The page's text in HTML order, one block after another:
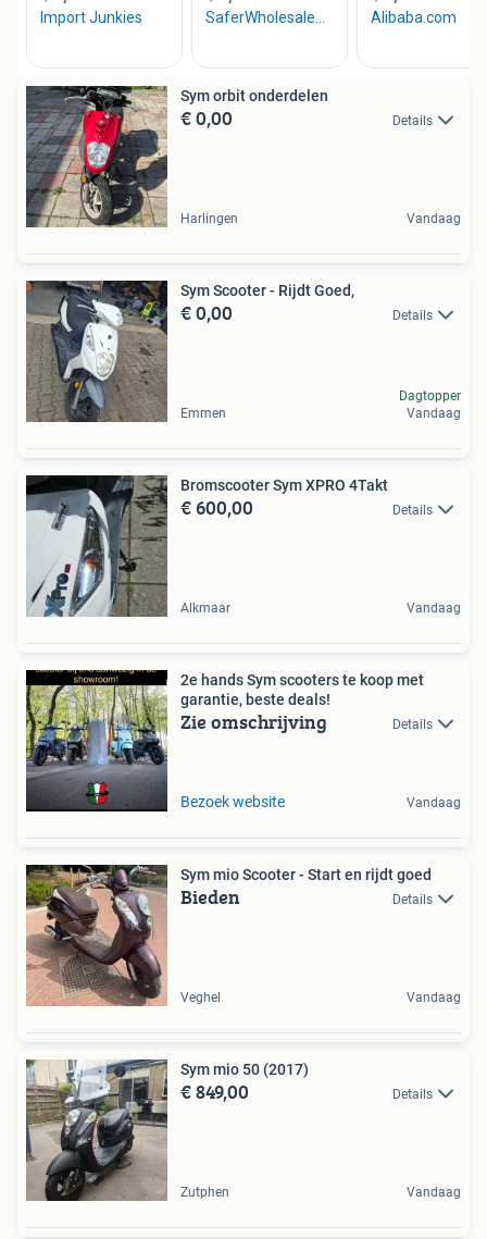
Sym orbit onderdelen
€ 0,00 Details
Harlingen Vandaag
Sym Scooter - Rijdt Goed,
€ 0,00 Details
Emmen
Dagtopper
Vandaag
Bromscooter Sym XPRO 4Takt
€ 600,00 Details
Alkmaar Vandaag
2e hands Sym scooters te koop met
garantie, beste deals!
Zie omschrijving Details
Bezoek website Vandaag
Sym mio Scooter - Start en rijdt goed
Bieden Details
Veghel Vandaag
Sym mio 50 (2017)
€ 849,00 Details
Zutphen Vandaag